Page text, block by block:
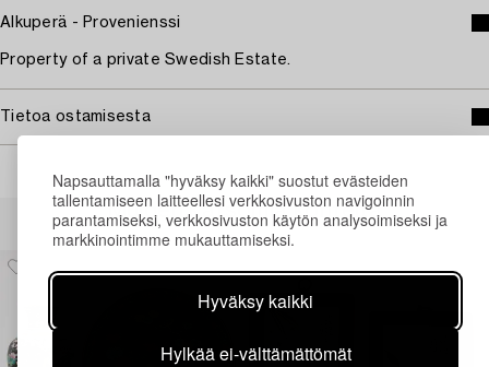
Napsauttamalla "hyväksy kaikki" suostut evästeiden
tallentamiseen laitteellesi verkkosivuston navigoinnin
parantamiseksi, verkkosivuston käytön analysoimiseksi ja
markkinointimme mukauttamiseksi.
Hyväksy kaikki
Hylkää ei-välttämättömät
Alkuperä - Provenienssi
Property of a private Swedish Estate.
Tietoa ostamisesta
Muiden katsomia kohteita